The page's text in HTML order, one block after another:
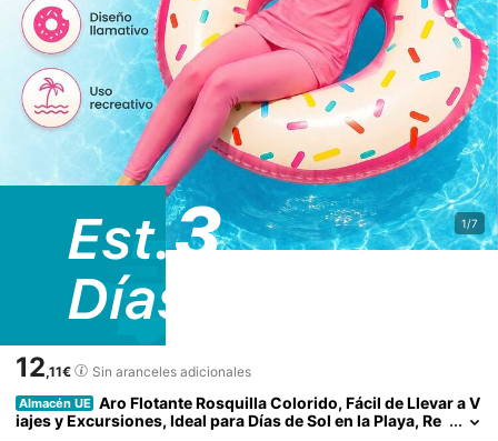
1/7
12,11€ Sin aranceles adicionales
Almacén UE Aro Flotante Rosquilla Colorido, Fácil de Llevar a V
iajes y Excursiones, Ideal para Días de Sol en la Playa, Re